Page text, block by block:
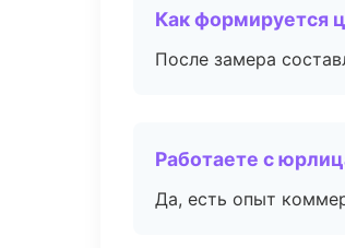
Как формируется
После замера
Работаете с
Да, есть опыт